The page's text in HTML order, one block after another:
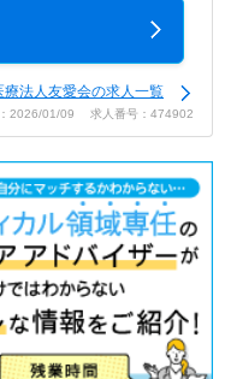
療法人友愛会の求人一覧
2026/01/09 求人番号：474902